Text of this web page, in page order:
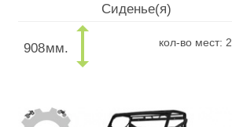
Сиденье(я)
908мм. кол-во мест: 2